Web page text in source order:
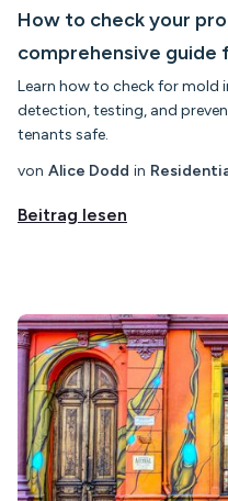
How to check your
comprehensive
Learn how to check for mold
detection, testing, and
tenants safe.
von Alice Dodd in
Beitrag lesen